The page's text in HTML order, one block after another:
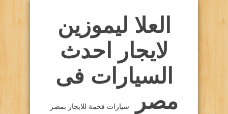
العلا ليموزين
لايجار احدث
السيارات فى
مصر
سيارات فخمة للايجار بمصر